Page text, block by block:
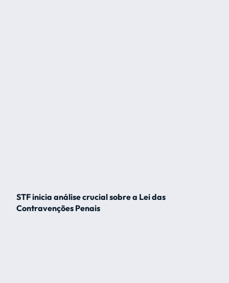
STF inicia análise crucial sobre a Lei das
Contravenções Penais